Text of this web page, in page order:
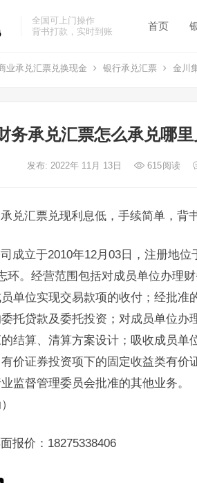
全国可上门操作
背书打款，实时到账
首页
业承兑汇票兑换现金 银行承兑汇票 金川
务承兑汇票怎么承兑哪
发布: 2022年 11月 13日 615阅读
兑汇票兑现利息低，手续简单，背
成立于2010年12月03日，注册地
环。经营范围包括对成员单位办理
单位实现交易款项的收付；经批准
托贷款及委托投资；对成员单位办
结算、清算方案设计；吸收成员单
价证券投资项下的固定收益类有价
监督管理委员会批准的其他业务。
报价：18275338406